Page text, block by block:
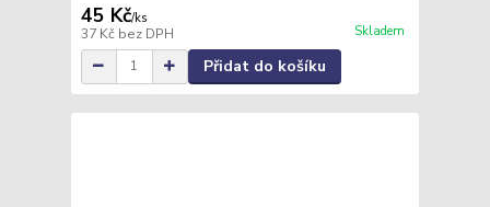
45 Kč/ks
37 Kč bez DPH Skladem
Přidat do košíku